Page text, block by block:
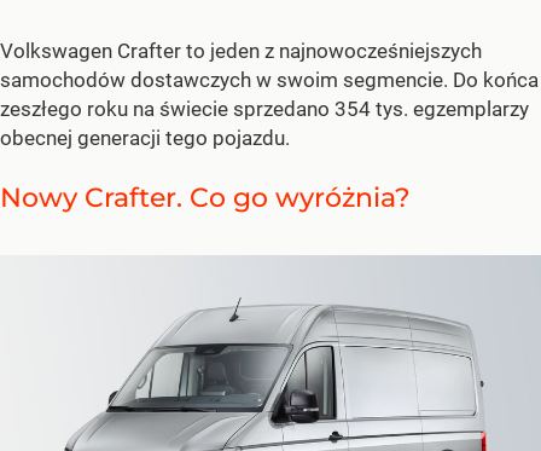
Volkswagen Crafter to jeden z najnowocześniejszych
samochodów dostawczych w swoim segmencie. Do końca
zeszłego roku na świecie sprzedano 354 tys. egzemplarzy
obecnej generacji tego pojazdu.
Nowy Crafter. Co go wyróżnia?